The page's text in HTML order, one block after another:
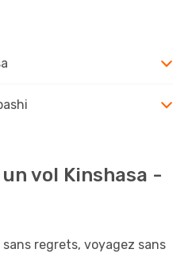
vol Kinshasa -
regrets, voyagez sans